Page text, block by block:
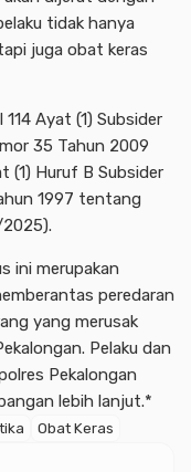
tidak hanya
juga obat keras
Ayat (1) Subsider
35 Tahun 2009
(1) Huruf B Subsider
1997 tentang
2025).
ini merupakan
peredaran
yang merusak
Pelaku dan
Pekalongan
lebih lanjut.*
Obat Keras